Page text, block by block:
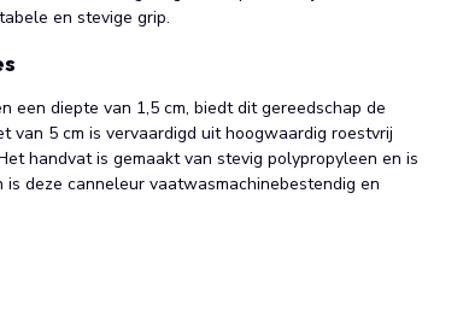
en stevige grip.
een diepte van 1,5 cm, biedt dit gereedschap de
5 cm is vervaardigd uit hoogwaardig roestvrij
handvat is gemaakt van stevig polypropyleen en is
deze canneleur vaatwasmachinebestendig en